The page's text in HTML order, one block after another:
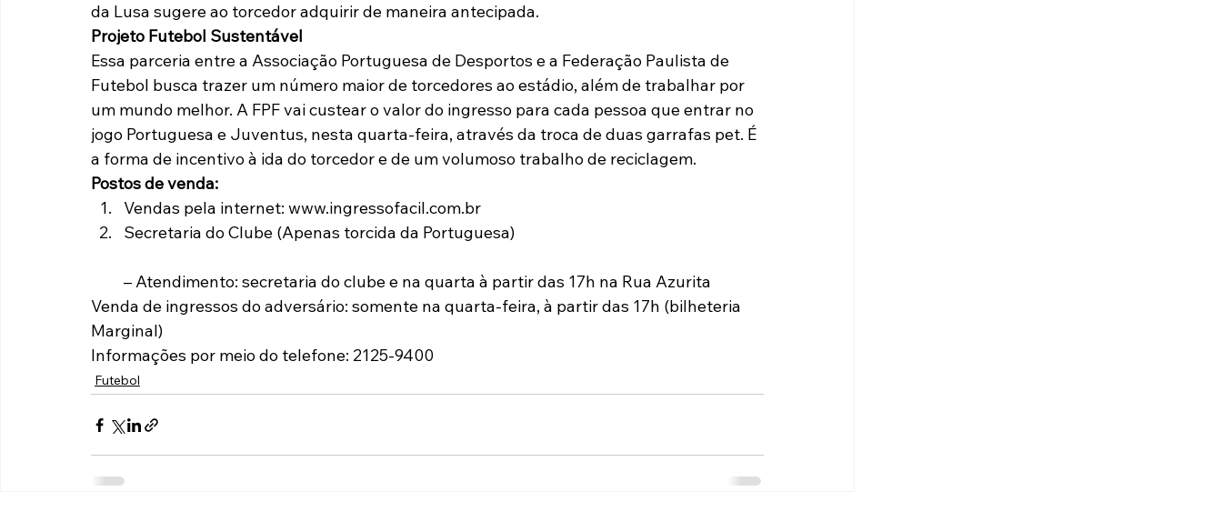
da Lusa sugere ao torcedor adquirir de maneira antecipada.
Projeto Futebol Sustentável
Essa parceria entre a Associação Portuguesa de Desportos e a Federação Paulista de
Futebol busca trazer um número maior de torcedores ao estádio, além de trabalhar por
um mundo melhor. A FPF vai custear o valor do ingresso para cada pessoa que entrar no
jogo Portuguesa e Juventus, nesta quarta-feira, através da troca de duas garrafas pet. É
a forma de incentivo à ida do torcedor e de um volumoso trabalho de reciclagem.
Postos de venda:
Vendas pela internet: www.ingressofacil.com.br
Secretaria do Clube (Apenas torcida da Portuguesa)
– Atendimento: secretaria do clube e na quarta à partir das 17h na Rua Azurita
Venda de ingressos do adversário: somente na quarta-feira, à partir das 17h (bilheteria
Marginal)
Informações por meio do telefone: 2125-9400
Futebol